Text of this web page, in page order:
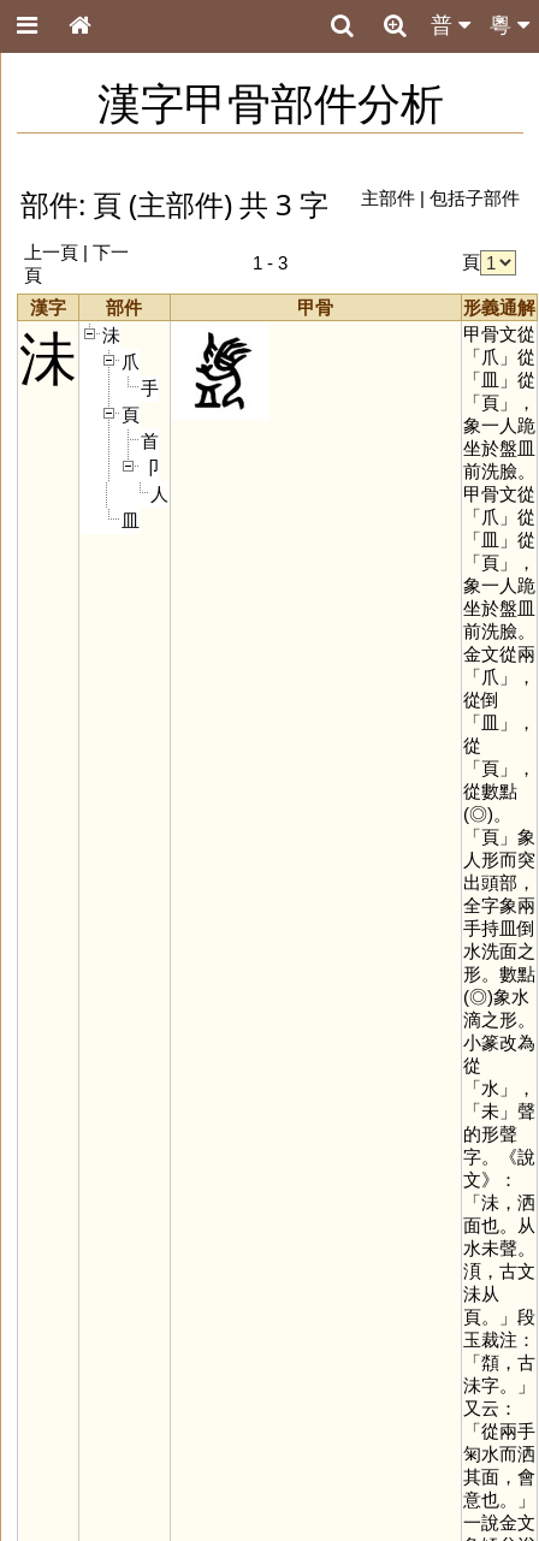
粵
普
漢字甲骨部件分析
部件: 頁 (主部件) 共 3 字 主部件| 包括子部件
上一頁 | 下一
頁
1 - 3 頁
漢字 部件 甲骨 形義通解
沬
沬
爪
手
頁
首
卩
人
皿
甲骨文從
「爪 」從
「皿 」從
「頁」，
象一人跪
坐於盤皿
前洗臉。
甲骨文從
「爪 」從
「皿 」從
「頁」，
象一人跪
坐於盤皿
前洗臉。
金文從兩
「爪 」，
從倒
「皿 」，
從
「頁」，
從數點
(◎)。
「頁」象
人形而突
出頭部，
全字象兩
手持皿倒
水洗面之
形。數點
(◎)象水
滴之形。
小篆改為
從
「水 」，
「未」聲
的形聲
字。《說
文》：
「沬，洒
面也。从
水未聲。
湏，古文
沬从
頁。」段
玉裁注：
「頮，古
沬字。」
又云：
「從兩手
匊水而洒
其面，會
意也。」
一說金文